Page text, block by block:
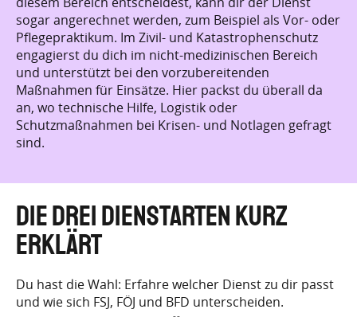
Die drei Dienstarten kurz
erklärt
Du hast die Wahl: Erfahre welcher Dienst zu dir passt
und wie sich FSJ, FÖJ und BFD unterscheiden.